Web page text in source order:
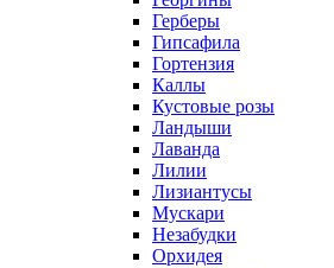
Герберы
Гипсафила
Гортензия
Каллы
Кустовые розы
Ландыши
Лаванда
Лилии
Лизиантусы
Мускари
Незабудки
Орхидея